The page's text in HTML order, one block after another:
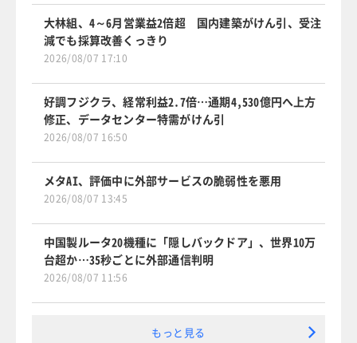
大林組、4～6月営業益2倍超 国内建築がけん引、受注
減でも採算改善くっきり
2026/08/07 17:10
好調フジクラ、経常利益2.7倍…通期4,530億円へ上方
修正、データセンター特需がけん引
2026/08/07 16:50
メタAI、評価中に外部サービスの脆弱性を悪用
2026/08/07 13:45
中国製ルータ20機種に「隠しバックドア」、世界10万
台超か…35秒ごとに外部通信判明
2026/08/07 11:56
もっと見る